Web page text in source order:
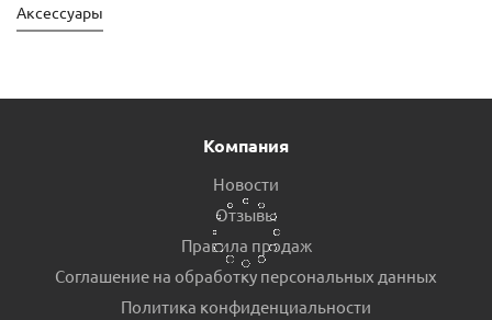
Аксессуары
Компания
Новости
Отзывы
Правила продаж
Соглашение на обработку персональных данных
Политика конфиденциальности